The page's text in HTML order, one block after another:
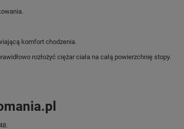
komfort chodzenia.
rozłożyć ciężar ciała na całą powierzchnię stopy.